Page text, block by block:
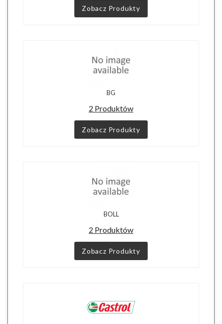
Zobacz Produkty
BG
2 Produktów
Zobacz Produkty
BOLL
2 Produktów
Zobacz Produkty